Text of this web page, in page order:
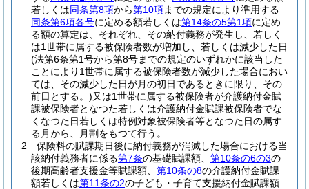
若しくは同条第8項から第10項までの規定により準用する
同条第6項各号に定める額若しくは第14条の5第1項に定め
る額の算定は、それぞれ、その納付義務が発生し、若しく
は1世帯に属する被保険者数が増加し、若しくは減少した日
(法第6条第1号から第8号までの規定のいずれかに該当した
ことにより1世帯に属する被保険者数が減少した場合におい
ては、その減少した日が月の初日であるときに限り、その
前日とする。)又は1世帯に属する被保険者が介護納付金賦
課被保険者となつた若しくは介護納付金賦課被保険者でな
くなつた日若しくは特例対象被保険者等となつた日の属す
る月から、月割をもつて行う。
2
保険料の賦課期日後に納付義務が消滅した場合における当
該納付義務者に係る第7条の基礎賦課額、 第10条の6の3の
後期高齢者支援金等賦課額、 第10条の8の介護納付金賦課
額若しくは第11条の2の子ども・子育て支援納付金賦課額